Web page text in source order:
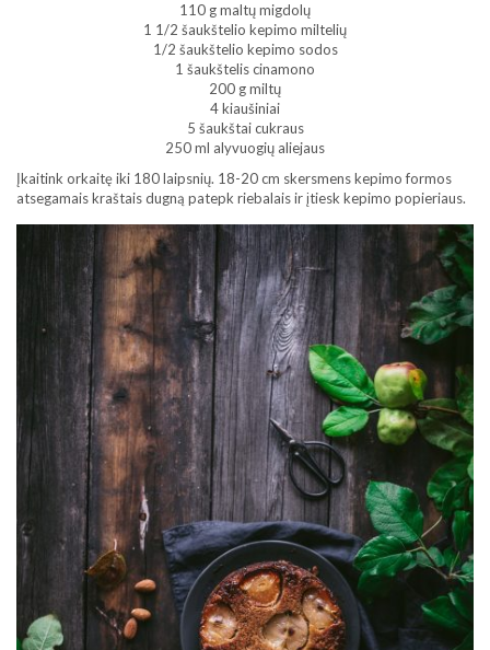
110 g maltų migdolų
1 1/2 šaukštelio kepimo miltelių
1/2 šaukštelio kepimo sodos
1 šaukštelis cinamono
200 g miltų
4 kiaušiniai
5 šaukštai cukraus
250 ml alyvuogių aliejaus
Įkaitink orkaitę iki 180 laipsnių. 18-20 cm skersmens kepimo formos
atsegamais kraštais dugną patepk riebalais ir įtiesk kepimo popieriaus.